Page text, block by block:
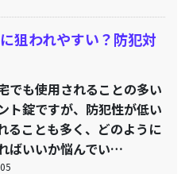
狙われやすい？防犯対
でも使用されることの多い
ト錠ですが、防犯性が低い
ることも多く、どのように
ばいいか悩んでい…